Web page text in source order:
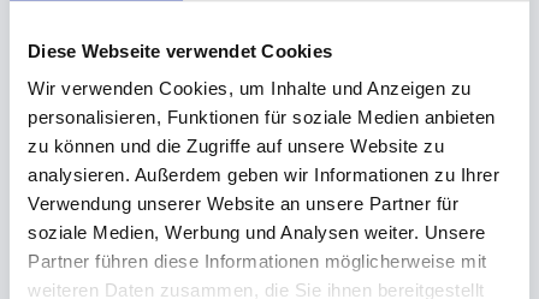
Diese Webseite verwendet Cookies
Wir verwenden Cookies, um Inhalte und Anzeigen zu
personalisieren, Funktionen für soziale Medien anbieten
zu können und die Zugriffe auf unsere Website zu
analysieren. Außerdem geben wir Informationen zu Ihrer
Verwendung unserer Website an unsere Partner für
soziale Medien, Werbung und Analysen weiter. Unsere
Partner führen diese Informationen möglicherweise mit
weiteren Daten zusammen, die Sie ihnen bereitgestellt
Angaben zur Informationspflichten der GPSR
Bullhamm 24-26, D-26441 Jever, info@packpack.de
Sie könnten auch an folgenden Artikeln
interessiert sein